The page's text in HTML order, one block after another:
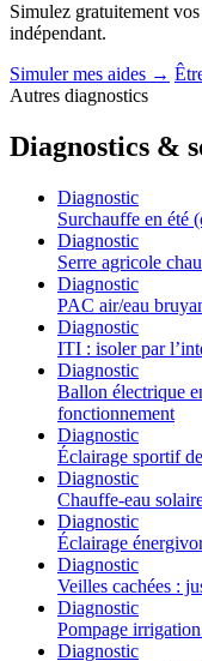
Simulez gratuitement
indépendant.
Simuler mes aides →
Autres diagnostics
Diagnostics &
Diagnostic
Surchauffe en été
Diagnostic
Serre agricole
Diagnostic
PAC air/eau
Diagnostic
ITI : isoler par
Diagnostic
Ballon électrique
fonctionnement
Diagnostic
Éclairage sportif
Diagnostic
Chauffe-eau
Diagnostic
Éclairage
Diagnostic
Veilles cachées :
Diagnostic
Pompage
Diagnostic